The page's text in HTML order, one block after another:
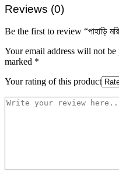
Reviews (0)
Be the first to review “পাহাড়ি
Your email address will not be
marked *
Your rating of this product